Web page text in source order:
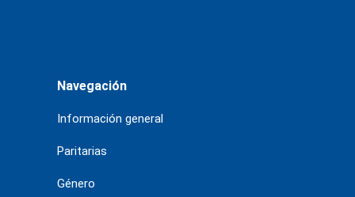
Navegación
Información general
Paritarias
Género